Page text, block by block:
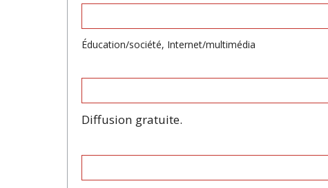
Éducation/société, Internet/multimédia
Diffusion gratuite.